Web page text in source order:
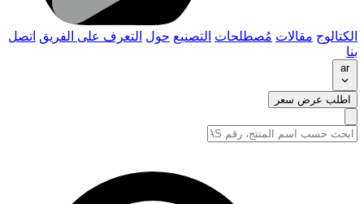
الكتالوج مقالات مُصطلحات التصنيع حول التعرف على الفريق اتصل
بنا
ar
اطلب عرض سعر